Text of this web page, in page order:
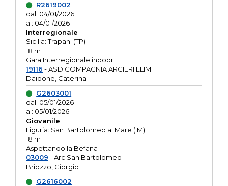
R2619002
dal: 04/01/2026
al: 04/01/2026
Interregionale
Sicilia: Trapani (TP)
18 m
Gara Interregionale indoor
19116 - ASD COMPAGNIA ARCIERI ELIMI
Daidone, Caterina
G2603001
dal: 05/01/2026
al: 05/01/2026
Giovanile
Liguria: San Bartolomeo al Mare (IM)
18 m
Aspettando la Befana
03009 - Arc.San Bartolomeo
Briozzo, Giorgio
G2616002